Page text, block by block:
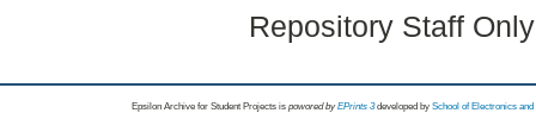
Repository Staff
Epsilon Archive for Student Projects is powored byEPrints 3 developed by School of Electronics